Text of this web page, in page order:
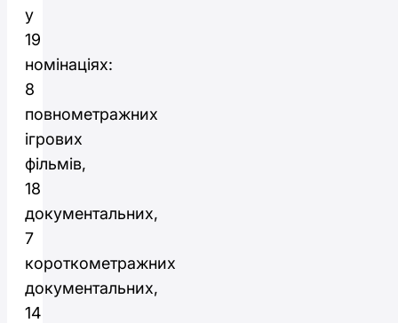
у
19
номінаціях:
8
повнометражних
ігрових
фільмів,
18
документальних,
7
короткометражних
документальних,
14